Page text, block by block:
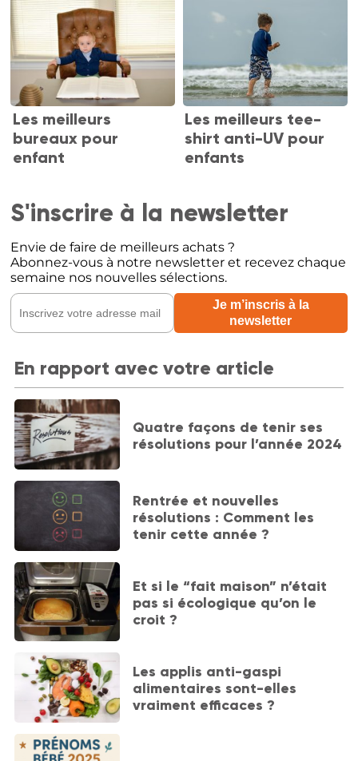
Les meilleurs
bureaux pour
enfant
Les meilleurs tee-
shirt anti-UV pour
enfants
S'inscrire à la newsletter
Envie de faire de meilleurs achats ?
Abonnez-vous à notre newsletter et recevez chaque
semaine nos nouvelles sélections.
En rapport avec votre article
Quatre façons de tenir ses
résolutions pour l’année 2024
Rentrée et nouvelles
résolutions : Comment les
tenir cette année ?
Et si le “fait maison” n’était
pas si écologique qu’on le
croit ?
Les applis anti-gaspi
alimentaires sont-elles
vraiment efficaces ?